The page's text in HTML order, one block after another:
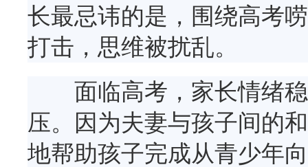
长最忌讳的是，围绕高考
打击，思维被扰乱。
面临高考，家长情绪稳
压。因为夫妻与孩子间的
地帮助孩子完成从青少年